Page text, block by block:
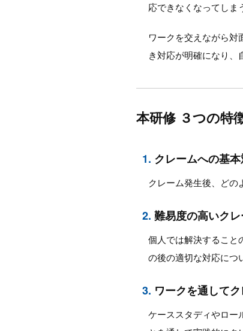
応できなくなってしま
ワークを交えながら
き対応が明確になり、
本研修 ３つの特
1. クレームへの基
クレーム発生後、どの
2. 難易度の高いク
個人では解決すること
の後の適切な対応につ
3. ワークを通して
ケーススタディやロー